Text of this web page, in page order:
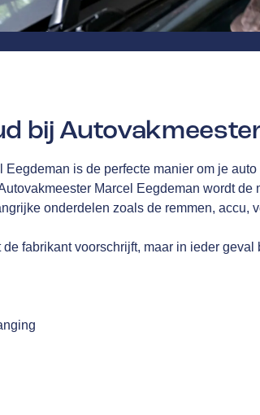
bij
is de perfecte manier om je
Marcel Eegdeman wordt de
onderdelen zoals de remmen, accu,
fabrikant voorschrijft, maar in ieder geval